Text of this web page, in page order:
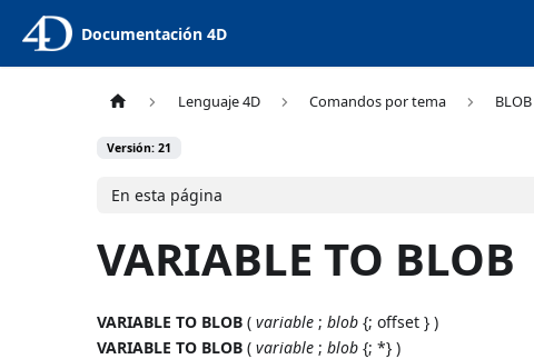
Documentación 4D
Lenguaje 4D Comandos por tema BLOB
Versión: 21
En esta página
VARIABLE TO BLOB
VARIABLE TO BLOB (variable ;blob {; offset } )
VARIABLE TO BLOB (variable ;blob {; *} )